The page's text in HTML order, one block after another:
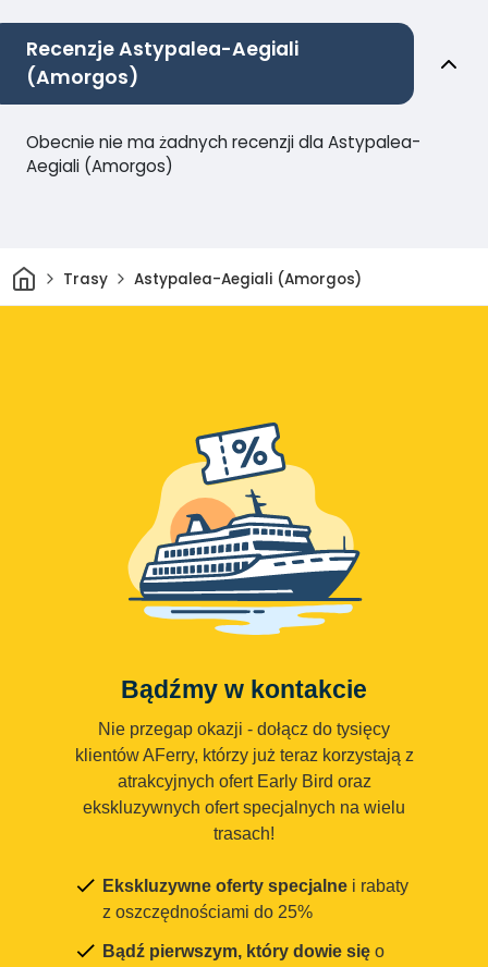
Recenzje Astypalea-Aegiali
(Amorgos)
Obecnie nie ma żadnych recenzji dla Astypalea-
Aegiali (Amorgos)
DomTrasy Astypalea-Aegiali (Amorgos)
Bądźmy w kontakcie
Nie przegap okazji - dołącz do tysięcy
klientów AFerry, którzy już teraz korzystają z
atrakcyjnych ofert Early Bird oraz
ekskluzywnych ofert specjalnych na wielu
trasach!
Ekskluzywne oferty specjalne i rabaty
z oszczędnościami do 25%
Bądź pierwszym, który dowie się o